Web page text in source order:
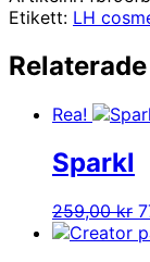
Etikett: LH
Rea!
Sparkl
259,00kr